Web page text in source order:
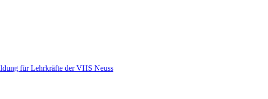
für Lehrkräfte der VHS Neuss